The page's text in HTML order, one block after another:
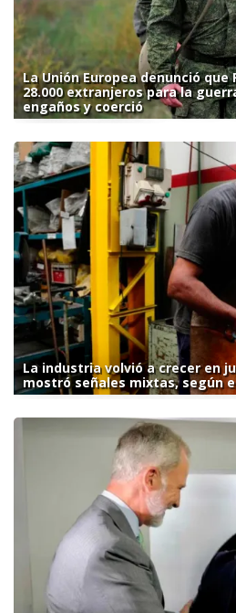
La Unión Europea denunció
28.000 extranjeros para la
engaños y coerció
La industria volvió a crecer en
mostró señales mixtas, según el